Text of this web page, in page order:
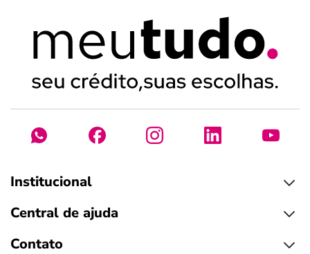
Institucional
Central de ajuda
Contato